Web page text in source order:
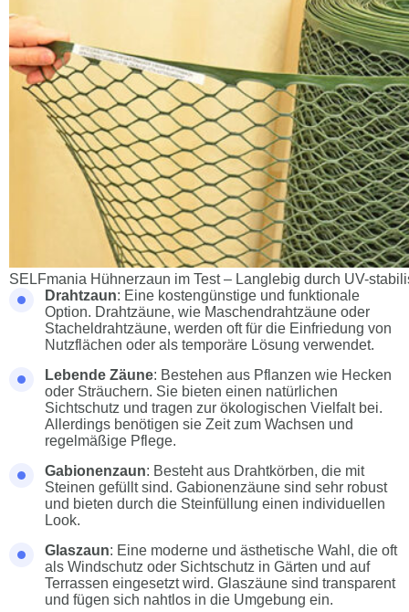
SELFmania Hühnerzaun im Test – Langlebig durch UV-
Drahtzaun: Eine kostengünstige und funktionale
Option. Drahtzäune, wie Maschendrahtzäune oder
Stacheldrahtzäune, werden oft für die Einfriedung von
Nutzflächen oder als temporäre Lösung verwendet.
Lebende Zäune: Bestehen aus Pflanzen wie Hecken
oder Sträuchern. Sie bieten einen natürlichen
Sichtschutz und tragen zur ökologischen Vielfalt bei.
Allerdings benötigen sie Zeit zum Wachsen und
regelmäßige Pflege.
Gabionenzaun: Besteht aus Drahtkörben, die mit
Steinen gefüllt sind. Gabionenzäune sind sehr robust
und bieten durch die Steinfüllung einen individuellen
Look.
Glaszaun: Eine moderne und ästhetische Wahl, die oft
als Windschutz oder Sichtschutz in Gärten und auf
Terrassen eingesetzt wird. Glaszäune sind transparent
und fügen sich nahtlos in die Umgebung ein.